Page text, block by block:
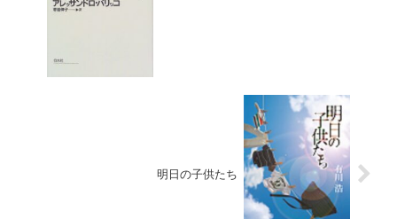
明日の子供たち